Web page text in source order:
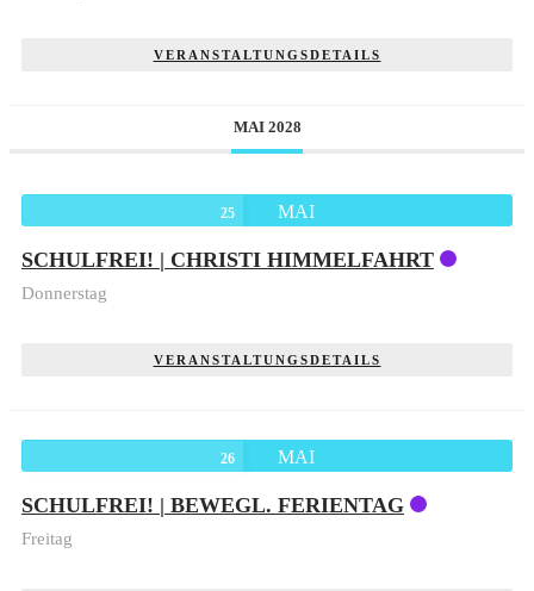
VERANSTALTUNGSDETAILS
MAI 2028
25 MAI
SCHULFREI! | CHRISTI HIMMELFAHRT
Donnerstag
VERANSTALTUNGSDETAILS
26 MAI
SCHULFREI! | BEWEGL. FERIENTAG
Freitag